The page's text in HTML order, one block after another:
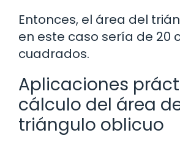
Entonces, el área del
en este caso sería de 20
cuadrados.
Aplicaciones
cálculo del área
triángulo oblicuo